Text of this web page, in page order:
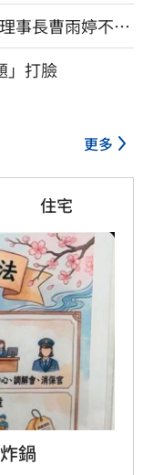
事長曹雨婷不忍
」打臉
更多
住宅
鍋